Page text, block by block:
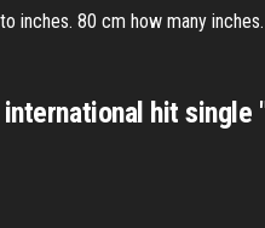
80 cm how many
hit single